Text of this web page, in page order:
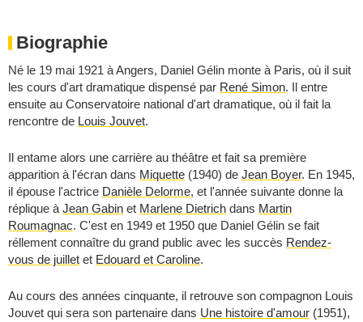
Biographie
Né le 19 mai 1921 à Angers, Daniel Gélin monte à Paris, où il suit
les cours d'art dramatique dispensé par René Simon. Il entre
ensuite au Conservatoire national d'art dramatique, où il fait la
rencontre de Louis Jouvet.
Il entame alors une carrière au théâtre et fait sa première
apparition à l'écran dans Miquette (1940) de Jean Boyer. En 1945,
il épouse l'actrice Danièle Delorme, et l'année suivante donne la
réplique à Jean Gabin et Marlene Dietrich dans Martin
Roumagnac. C'est en 1949 et 1950 que Daniel Gélin se fait
réllement connaître du grand public avec les succès Rendez-
vous de juillet et Edouard et Caroline.
Au cours des années cinquante, il retrouve son compagnon Louis
Jouvet qui sera son partenaire dans Une histoire d'amour (1951),